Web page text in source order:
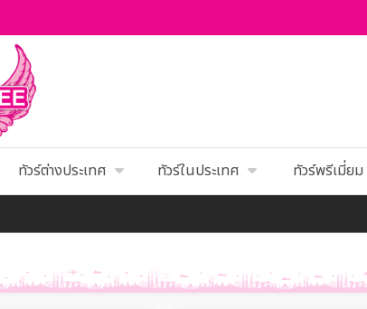
ทัวร์ต่างประเทศ ทัวร์ในประเทศ ทัวร์พรีเมี่ยม